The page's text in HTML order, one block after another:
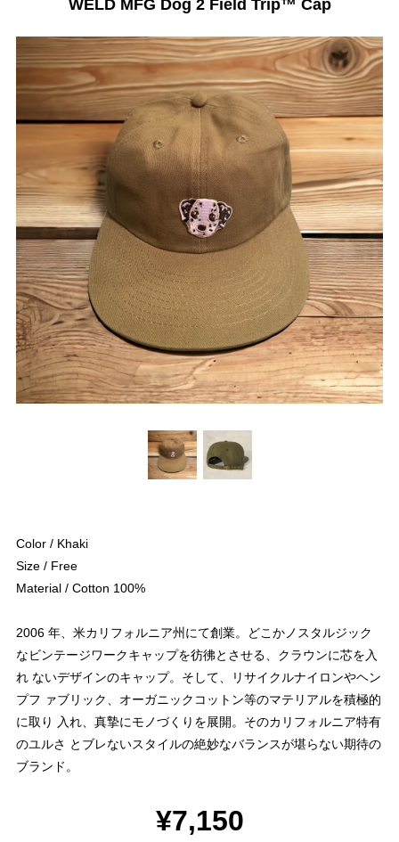
WELD MFG Dog 2 Field Trip™️ Cap
Color / Khaki
Size / Free
Material / Cotton 100%
2006 年、米カリフォルニア州にて創業。どこかノスタルジック
なビンテージワークキャップを彷彿とさせる、クラウンに芯を入
れ ないデザインのキャップ。そして、リサイクルナイロンやヘン
プフ ァブリック、オーガニックコットン等のマテリアルを積極的
に取り 入れ、真摯にモノづくりを展開。そのカリフォルニア特有
のユルさ とブレないスタイルの絶妙なバランスが堪らない期待の
ブランド。
¥7,150